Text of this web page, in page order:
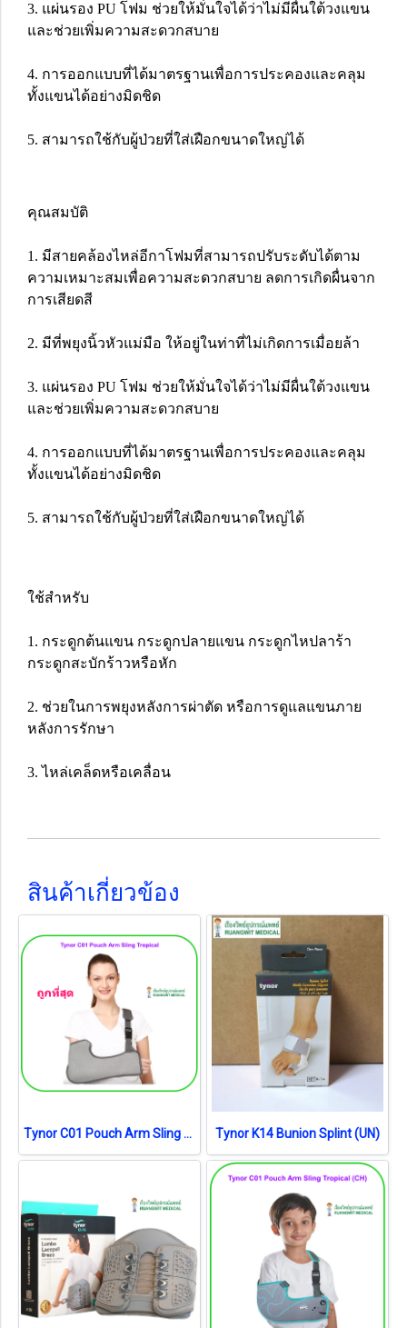
3. แผ่นรอง PU โฟม ช่วยให้มั่นใจได้ว่าไม่มีผื่นใต้วงแขน
และช่วยเพิ่มความสะดวกสบาย
4. การออกแบบที่ได้มาตรฐานเพื่อการประคองและคลุม
ทั้งแขนได้อย่างมิดชิด
5. สามารถใช้กับผู้ป่วยที่ใส่เฝือกขนาดใหญ่ได้
คุณสมบัติ
1. มีสายคล้องไหล่อีกาโฟมที่สามารถปรับระดับได้ตาม
ความเหมาะสมเพื่อความสะดวกสบาย ลดการเกิดผื่นจาก
การเสียดสี
2. มีที่พยุงนิ้วหัวแม่มือ ให้อยู่ในท่าที่ไม่เกิดการเมื่อยล้า
3. แผ่นรอง PU โฟม ช่วยให้มั่นใจได้ว่าไม่มีผื่นใต้วงแขน
และช่วยเพิ่มความสะดวกสบาย
4. การออกแบบที่ได้มาตรฐานเพื่อการประคองและคลุม
ทั้งแขนได้อย่างมิดชิด
5. สามารถใช้กับผู้ป่วยที่ใส่เฝือกขนาดใหญ่ได้
ใช้สำหรับ
1. กระดูกต้นแขน กระดูกปลายแขน กระดูกไหปลาร้า
กระดูกสะบักร้าวหรือหัก
2. ช่วยในการพยุงหลังการผ่าตัด หรือการดูแลแขนภาย
หลังการรักษา
3. ไหล่เคล็ดหรือเคลื่อน
สินค้าเกี่ยวข้อง
Tynor C01 Pouch Arm Sling Tropical อุปกรณ์พยุงแขน ผู้ใหญ่ Tynor K14 Bunion Splint (UN)